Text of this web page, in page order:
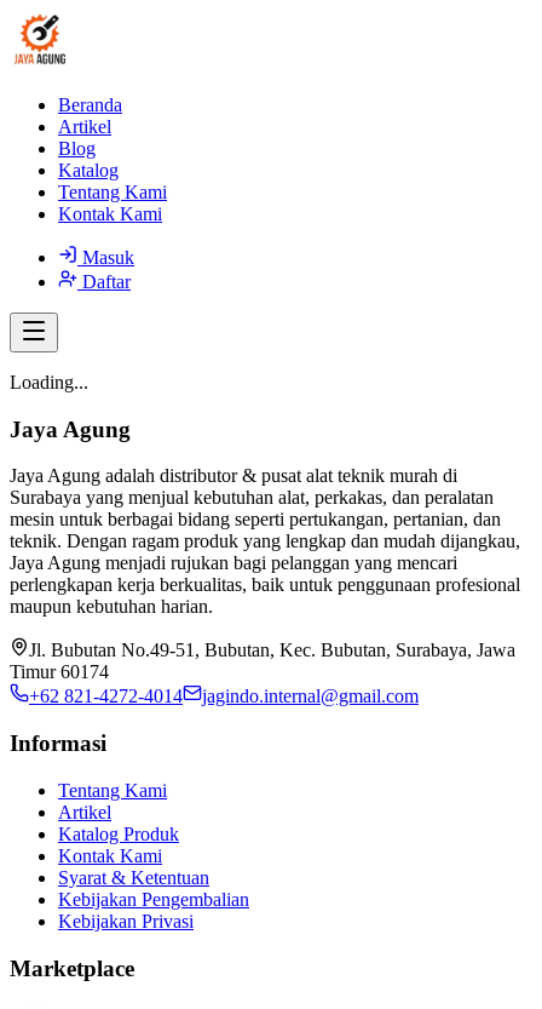
Beranda
Artikel
Blog
Katalog
Tentang Kami
Kontak Kami
Masuk
Daftar
Loading...
Jaya Agung
Jaya Agung adalah distributor & pusat alat teknik murah di
Surabaya yang menjual kebutuhan alat, perkakas, dan peralatan
mesin untuk berbagai bidang seperti pertukangan, pertanian, dan
teknik. Dengan ragam produk yang lengkap dan mudah dijangkau,
Jaya Agung menjadi rujukan bagi pelanggan yang mencari
perlengkapan kerja berkualitas, baik untuk penggunaan profesional
maupun kebutuhan harian.
Jl. Bubutan No.49-51, Bubutan, Kec. Bubutan, Surabaya, Jawa
Timur 60174
+62 821-4272-4014
jagindo.internal@gmail.com
Informasi
Tentang Kami
Artikel
Katalog Produk
Kontak Kami
Syarat & Ketentuan
Kebijakan Pengembalian
Kebijakan Privasi
Marketplace